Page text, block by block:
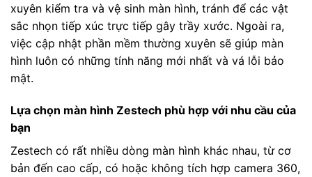
xuyên kiểm tra và vệ sinh màn hình, tránh để các vật
sắc nhọn tiếp xúc trực tiếp gây trầy xước. Ngoài ra,
việc cập nhật phần mềm thường xuyên sẽ giúp màn
hình luôn có những tính năng mới nhất và vá lỗi bảo
mật.
Lựa chọn màn hình Zestech phù hợp với nhu cầu của
bạn
Zestech có rất nhiều dòng màn hình khác nhau, từ cơ
bản đến cao cấp, có hoặc không tích hợp camera 360,